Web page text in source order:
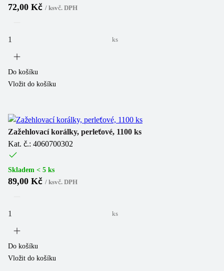
72,00 Kč / ksvč. DPH
ks
Do košíku
Vložit do košíku
Zažehlovací korálky, perleťové, 1100 ks
Kat. č.: 4060700302
Skladem < 5 ks
89,00 Kč / ksvč. DPH
ks
Do košíku
Vložit do košíku